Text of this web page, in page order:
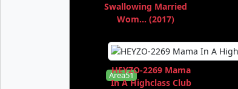
Area51
Swallowing Married
Wom... (2017)
HEYZO-2269 Mama
In A Highclass Club